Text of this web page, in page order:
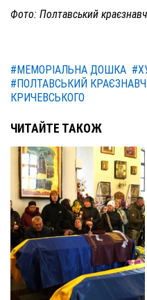
Фото: Полтавський
#МЕМОРІАЛЬНА ДОШКА
#ПОЛТАВСЬКИЙ
КРИЧЕВСЬКОГО
ЧИТАЙТЕ ТАКОЖ